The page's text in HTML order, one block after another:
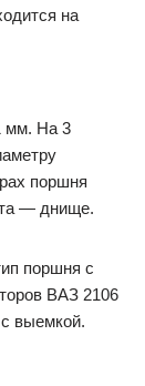
на
мм. На 3
поршня
— днище.
поршня с
ВАЗ 2106
выемкой.